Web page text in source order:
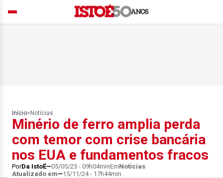
Início> Notícias
Minério de ferro amplia perda
com temor com crise bancária
nos EUA e fundamentos fracos
PorDa IstoÉ 05/05/23 - 09h04minEmNotícias
Atualizado em
15/11/24 - 17h44min